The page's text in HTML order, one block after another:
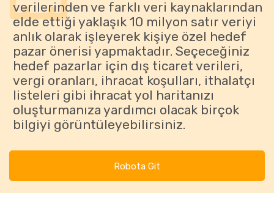
verilerinden ve farklı veri kaynaklarından
elde ettiği yaklaşık 10 milyon satır veriyi
anlık olarak işleyerek kişiye özel hedef
pazar önerisi yapmaktadır. Seçeceğiniz
hedef pazarlar için dış ticaret verileri,
vergi oranları, ihracat koşulları, ithalatçı
listeleri gibi ihracat yol haritanızı
oluşturmanıza yardımcı olacak birçok
bilgiyi görüntüleyebilirsiniz.
Robota Git